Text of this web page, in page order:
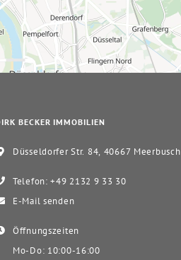
BECKER IMMOBILIEN
Düsseldorfer Str. 84, 40667 Meerbusch
Telefon: +49 2132 9 33 30
E-Mail senden
Öffnungszeiten
Mo-Do: 10:00-16:00